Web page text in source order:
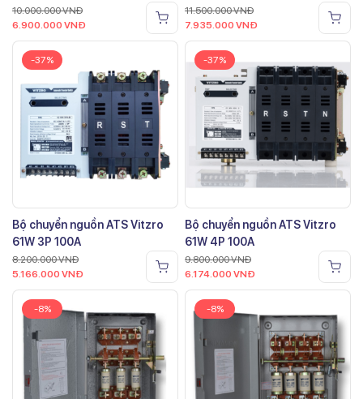
10.000.000VNĐ
6.900.000 VNĐ
11.500.000VNĐ
7.935.000 VNĐ
-37%
Bộ chuyển nguồn ATS Vitzro
61W 3P 100A
8.200.000VNĐ
5.166.000 VNĐ
-37%
Bộ chuyển nguồn ATS Vitzro
61W 4P 100A
9.800.000VNĐ
6.174.000 VNĐ
-8% -8%